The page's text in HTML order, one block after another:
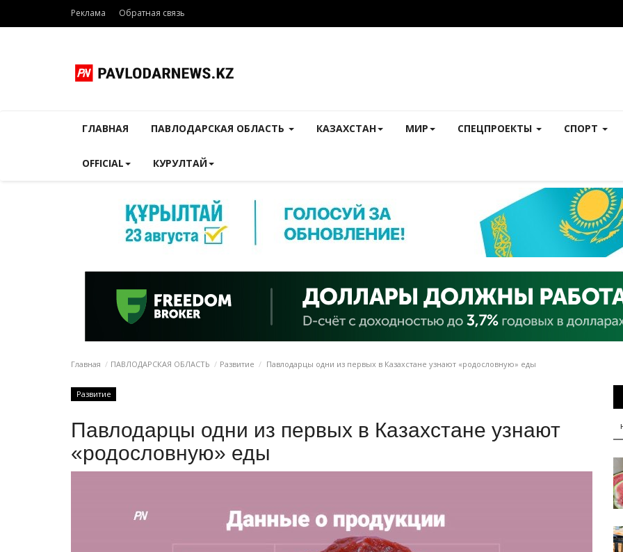
Реклама Обратная связь
ГЛАВНАЯ ПАВЛОДАРСКАЯ ОБЛАСТЬ КАЗАХСТАН МИР СПЕЦПРОЕКТЫ СПОРТ
OFFICIAL КУРУЛТАЙ
Главная ПАВЛОДАРСКАЯ ОБЛАСТЬ Развитие Павлодарцы одни из первых в Казахстане узнают «родословную» еды
Развитие
Павлодарцы одни из первых в Казахстане узнают
«родословную» еды